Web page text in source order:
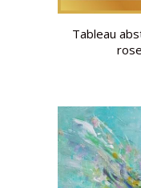
Tableau